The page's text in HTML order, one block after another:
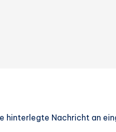
Nachricht an